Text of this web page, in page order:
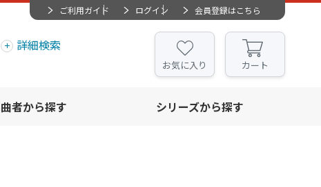
ご利用ガイド ログイン 会員登録はこちら
詳細検索
お気に入り カート
者から探す シリーズから探す